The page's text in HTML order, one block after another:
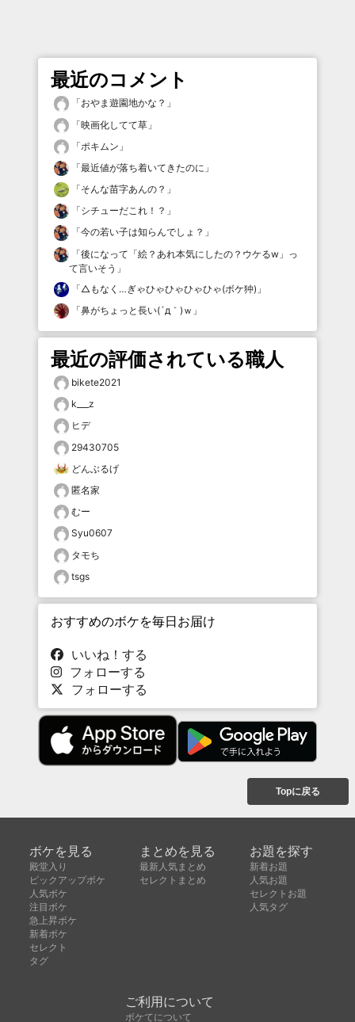
最近のコメント
「おやま遊園地かな？ 」
「映画化してて草 」
「ポキムン 」
「最近値が落ち着いてきたのに 」
「そんな苗字あんの？ 」
「シチューだこれ！？ 」
「今の若い子は知らんでしょ？ 」
「後になって「絵？あれ本気にしたの？ウケるw」っ
て言いそう 」
「△もなく…ぎゃひゃひゃひゃひゃ(ボケ狆) 」
「鼻がちょっと長い(´д｀)ｗ 」
最近の評価されている職人
bikete2021
k___z
ヒデ
29430705
どんぶるげ
匿名家
むー
Syu0607
タモち
tsgs
おすすめのボケを毎日お届け
いいね！する
フォローする
フォローする
Topに戻る
ボケを見る
殿堂入り
ピックアップボケ
人気ボケ
注目ボケ
急上昇ボケ
新着ボケ
セレクト
タグ
まとめを見る
最新人気まとめ
セレクトまとめ
お題を探す
新着お題
人気お題
セレクトお題
人気タグ
ご利用について
ボケてについて